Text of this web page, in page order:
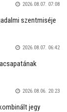
2026.08.07. 07:08
szentmiséje
2026.08.07. 06:42
2026.08.06. 20:23
jegy